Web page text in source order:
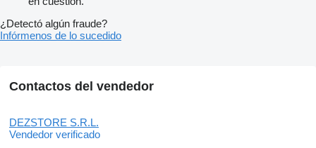
¿Detectó algún fraude?
Infórmenos de lo sucedido
Contactos del vendedor
DEZSTORE S.R.L.
Vendedor verificado